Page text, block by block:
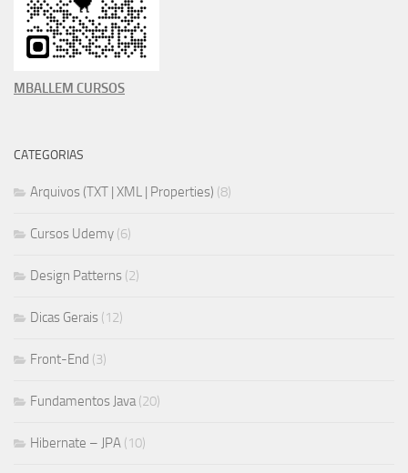
MBALLEM CURSOS
CATEGORIAS
Arquivos (TXT | XML | Properties) (8)
Cursos Udemy (6)
Design Patterns (2)
Dicas Gerais (12)
Front-End (3)
Fundamentos Java(20)
Hibernate – JPA (10)